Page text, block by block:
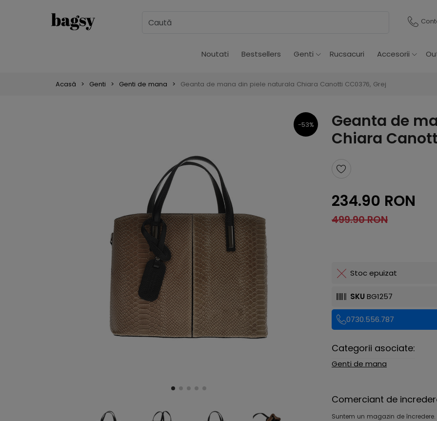
Noutati Bestsellers Genti Rucsacuri Accesorii
Acasă Genti Genti de mana Geanta de mana din piele naturala Chiara Canotti CC0376, Grej
-53%
Geanta de
Chiara
234.90 RON
499.90 RON
Stoc epuizat
SKU BG1257
0730.556.787
Categorii asociate:
Genti de mana
Comerciant de
Suntem un magazin de